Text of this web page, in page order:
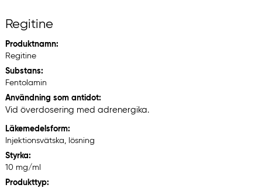
Regitine
Produktnamn:
Regitine
Substans:
Fentolamin
Användning som antidot:
Vid överdosering med adrenergika.
Läkemedelsform:
Injektionsvätska, lösning
Styrka:
10 mg/ml
Produkttyp: